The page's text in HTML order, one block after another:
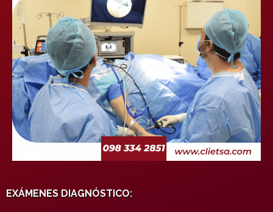
EXÁMENES DIAGNÓSTICO: